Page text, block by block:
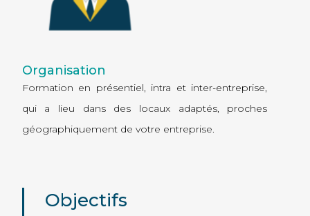
Organisation
Formation en présentiel, intra et inter-entreprise
qui a lieu dans des locaux adaptés, proches
géographiquement de votre entreprise.
Objectifs